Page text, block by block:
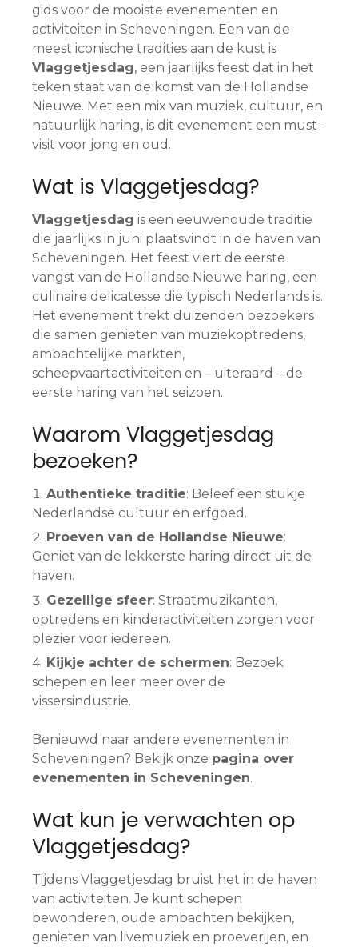
gids voor de mooiste evenementen en
activiteiten in Scheveningen. Een van de
meest iconische tradities aan de kust is
Vlaggetjesdag, een jaarlijks feest dat in het
teken staat van de komst van de Hollandse
Nieuwe. Met een mix van muziek, cultuur, en
natuurlijk haring, is dit evenement een must-
visit voor jong en oud.
Wat is Vlaggetjesdag?
Vlaggetjesdag is een eeuwenoude traditie
die jaarlijks in juni plaatsvindt in de haven van
Scheveningen. Het feest viert de eerste
vangst van de Hollandse Nieuwe haring, een
culinaire delicatesse die typisch Nederlands is.
Het evenement trekt duizenden bezoekers
die samen genieten van muziekoptredens,
ambachtelijke markten,
scheepvaartactiviteiten en – uiteraard – de
eerste haring van het seizoen.
Waarom Vlaggetjesdag
bezoeken?
Authentieke traditie: Beleef een stukje
Nederlandse cultuur en erfgoed.
Proeven van de Hollandse Nieuwe:
Geniet van de lekkerste haring direct uit de
haven.
Gezellige sfeer: Straatmuzikanten,
optredens en kinderactiviteiten zorgen voor
plezier voor iedereen.
Kijkje achter de schermen: Bezoek
schepen en leer meer over de
vissersindustrie.
Benieuwd naar andere evenementen in
Scheveningen? Bekijk onze pagina over
evenementen in Scheveningen.
Wat kun je verwachten op
Vlaggetjesdag?
Tijdens Vlaggetjesdag bruist het in de haven
van activiteiten. Je kunt schepen
bewonderen, oude ambachten bekijken,
genieten van livemuziek en proeverijen, en